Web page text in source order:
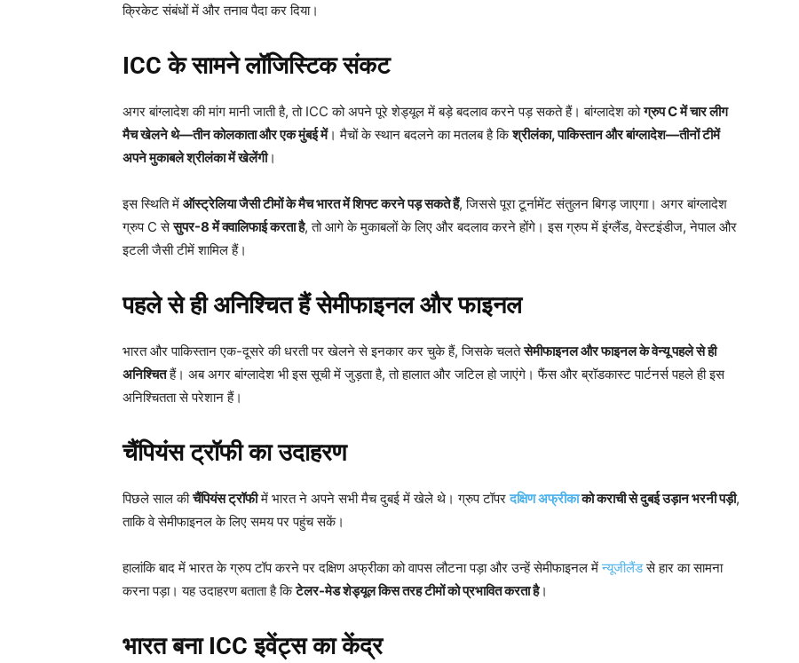
क्रिकेट संबंधों में और तनाव पैदा कर दिया।
ICCके सामने लॉजिस्टिक संकट
अगर बांग्लादेश की मांग मानी जाती है, तो ICC को अपने पूरे शेड्यूल में बड़े बदलाव करने पड़ सकते हैं। बांग्लादेश कोग्रुप Cमें चार लीग
मैच खेलने थे—तीन कोलकाता और एक मुंबई में। मैचों के स्थान बदलने का मतलब है किश्रीलंका,पाकिस्तान और बांग्लादेश—तीनों टीमें
अपने मुकाबले श्रीलंका में खेलेंगी।
इस स्थिति में ऑस्ट्रेलिया जैसी टीमों के मैच भारत में शिफ्ट करने पड़ सकते हैं, जिससे पूरा टूर्नामेंट संतुलन बिगड़ जाएगा। अगर बांग्लादेश
ग्रुप C सेसुपर-8में क्वालिफाई करता है, तो आगे के मुकाबलों के लिए और बदलाव करने होंगे। इस ग्रुप में इंग्लैंड, वेस्टइंडीज, नेपाल और
इटली जैसी टीमें शामिल हैं।
पहले से ही अनिश्चित हैं सेमीफाइनल और फाइनल
भारत और पाकिस्तान एक-दूसरे की धरती पर खेलने से इनकार कर चुके हैं, जिसके चलतेसेमीफाइनल और फाइनल के वेन्यू पहले से ही
अनिश्चितहैं। अब अगर बांग्लादेश भी इस सूची में जुड़ता है, तो हालात और जटिल हो जाएंगे। फैंस और ब्रॉडकास्ट पार्टनर्स पहले ही इस
अनिश्चितता से परेशान हैं।
चैंपियंस ट्रॉफी का उदाहरण
पिछले साल कीचैंपियंस ट्रॉफीमें भारत ने अपने सभी मैच दुबई में खेले थे। ग्रुप टॉपरदक्षिण अफ्रीकाको कराची से दुबई उड़ान भरनी पड़ी,
ताकि वे सेमीफाइनल के लिए समय पर पहुंच सकें।
हालांकि बाद में भारत के ग्रुप टॉप करने पर दक्षिण अफ्रीका को वापस लौटना पड़ा और उन्हें सेमीफाइनल मेंन्यूजीलैंडसे हार का सामना
करना पड़ा। यह उदाहरण बताता है किटेलर-मेड शेड्यूल किस तरह टीमों को प्रभावित करता है।
भारत बना ICCइवेंट्स का केंद्र